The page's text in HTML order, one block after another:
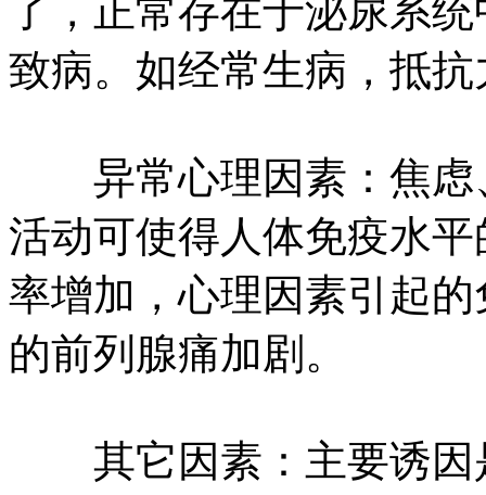
了，正常存在于泌尿系
致病。如经常生病，抵
异常心理因素：焦虑
活动可使得人体免疫水
率增加，心理因素引起
的前列腺痛加剧。
其它因素：主要诱因